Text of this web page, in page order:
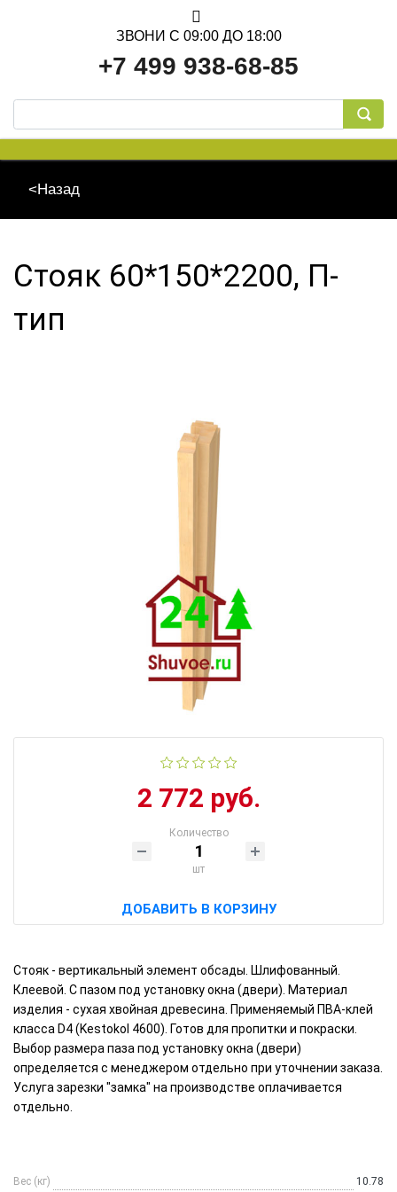
ЗВОНИ С 09:00 ДО 18:00
+7 499 938-68-85
<Назад
Стояк 60*150*2200, П-
тип
2 772 руб.
Количество
шт
ДОБАВИТЬ В КОРЗИНУ
Стояк - вертикальный элемент обсады. Шлифованный.
Клеевой. С пазом под установку окна (двери). Материал
изделия - сухая хвойная древесина. Применяемый ПВА-клей
класса D4 (Kestokol 4600). Готов для пропитки и покраски.
Выбор размера паза под установку окна (двери)
определяется с менеджером отдельно при уточнении заказа.
Услуга зарезки "замка" на производстве оплачивается
отдельно.
Вес (кг) 10.78